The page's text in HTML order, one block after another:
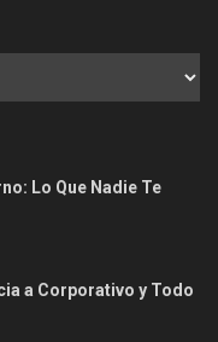
Lo Que Nadie Te
a Corporativo y Todo